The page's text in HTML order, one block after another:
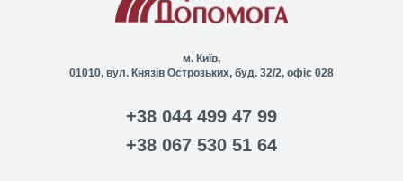
м. Київ,
01010, вул. Князів Острозьких, буд. 32/2, офіс 028
+38 044 499 47 99
+38 067 530 51 64